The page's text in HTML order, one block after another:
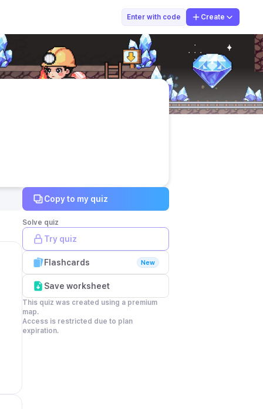
Enter with code Create
MARDIONO MARDI
Copy to my quiz
Solve quiz
Try quiz
Flashcards New
Save worksheet
This quiz was created using a premium
map.
Access is restricted due to plan
expiration.